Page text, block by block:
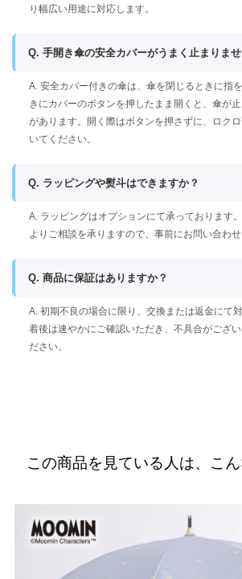
り幅広い用途に対応します。
Q. 手開き傘の安全カバーがうまく止まりませ
A. 安全カバー付きの傘は、傘を閉じるときに指
きにカバーのボタンを押したまま開くと、傘が
があります。開く際はボタンを押さずに、ロク
いてください。
Q. ラッピングや熨斗はできますか？
A. ラッピングはオプションにて承っております
よりご相談を承りますので、事前にお問い合わせ
Q. 商品に保証はありますか？
A. 初期不良の場合に限り、交換または返金にて
着後は速やかにご確認いただき、不具合がござ
ださい。
この商品を見ている人は、こ